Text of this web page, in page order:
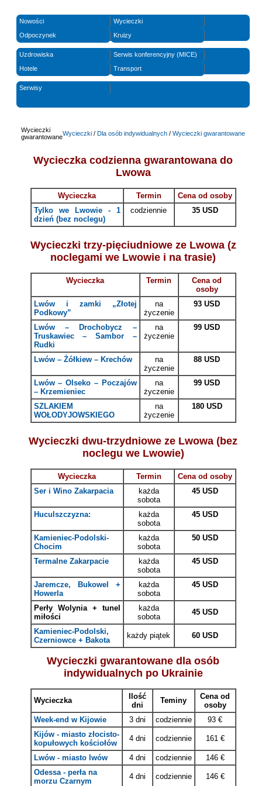
Nowości
Wycieczki
Odpoczynek
Kruizy
Uzdrowiska
Serwis konferencyjny (MICE)
Hotele
Transport
Serwisy
Wycieczki
gwarantowaneWycieczki / Dla osób indywidualnych / Wycieczki gwarantowane
Wycieczka codzienna gwarantowana do
Lwowa
Wycieczka Termin
Cena od osoby
Tylko we Lwowie - 1
dzień (bez noclegu)
codziennie 35 USD
Wycieczki trzy-pięciudniowe ze Lwowa (z
noclegami we Lwowie i na trasie)
Wycieczka Termin
Cena od
osoby
Lwów i zamki „Złotej
Podkowy”
na
życzenie
93 USD
Lwów – Drochobycz –
Truskawiec – Sambor –
Rudki
na
życzenie
99 USD
Lwów – Żółkiew – Krechów
na
życzenie
88 USD
Lwów – Olseko – Poczajów
– Krzemieniec
na
życzenie
99 USD
SZLAKIEM
WOŁODYJOWSKIEGO
na
życzenie
180 USD
Wycieczki dwu-trzydniowe ze Lwowa (bez
noclegu we Lwowie)
Wycieczka Termin
Cena od osoby
Ser i Wino Zakarpacia
każda
sobota
45 USD
Huculszczyzna:
każda
sobota
45 USD
Kamieniec-Podolski-
Chocim
każda
sobota
50 USD
Termalne Zakarpacie
każda
sobota
45 USD
Jaremcze, Bukowel +
Howerla
każda
sobota
45 USD
Perły Wolynia + tunel
miłości
każda
sobota
45 USD
Kamieniec-Podolski,
Czerniowce + Bakota
każdy piątek 60 USD
Wycieczki gwarantowane dla osób
indywidualnych po Ukrainie
Wycieczka
Ilość
dni
Teminy
Cena od
osoby
Week-end w Kijowie
3 dni codziennie
93 €
Kijów - miasto złocisto-
kopułowych kościołów
4 dni codziennie 161 €
Lwów - miasto lwów 4 dni codziennie 146 €
Odessa - perła na
morzu Czarnym
4 dni codziennie 146 €